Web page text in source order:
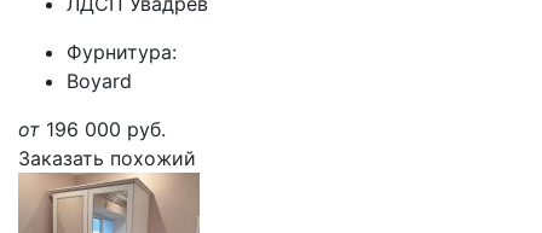
Фурнитура:
Boyard
от 196 000 руб.
Заказать похожий